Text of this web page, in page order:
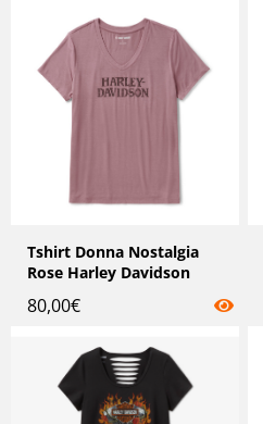
Tshirt Donna Nostalgia
Rose Harley Davidson
80,00€